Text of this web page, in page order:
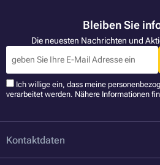
Bleiben Sie
Die neuesten Nachrichten und
Ich willige ein, dass meine
verarbeitet werden. Nähere Informationen
Kontaktdaten